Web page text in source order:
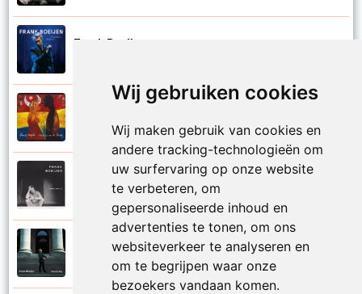
Wij gebruiken cookies
Wij maken gebruik van cookies en
andere tracking-technologieën om
uw surfervaring op onze website
te verbeteren, om
gepersonaliseerde inhoud en
advertenties te tonen, om ons
websiteverkeer te analyseren en
om te begrijpen waar onze
bezoekers vandaan komen.
Frank Boeijen
Onder ons
Frank Boeijen
Onschuld
Frank Boeijen
Op een dag